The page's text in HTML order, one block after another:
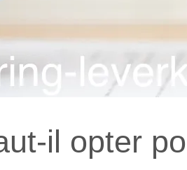
il opter